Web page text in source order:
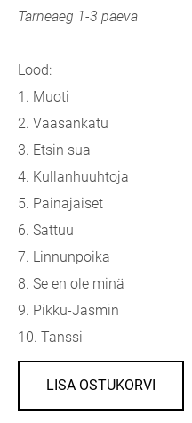
Tarneaeg 1-3 päeva
Lood:
1. Muoti
2. Vaasankatu
3. Etsin sua
4. Kullanhuuhtoja
5. Painajaiset
6. Sattuu
7. Linnunpoika
8. Se en ole minä
9. Pikku-Jasmin
10. Tanssi
LISA OSTUKORVI